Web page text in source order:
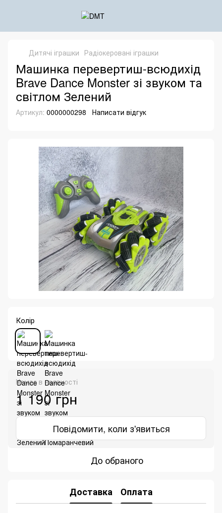
Дитячі іграшки Радіокеровані іграшки
Машинка перевертиш-всюдихід
Brave Dance Monster зі звуком та
світлом Зелений
Артикул: 0000000298 Написати відгук
Колір
Немає в наявності
1 190 грн
Повідомити, коли з'явиться
До обраного
Доставка Оплата